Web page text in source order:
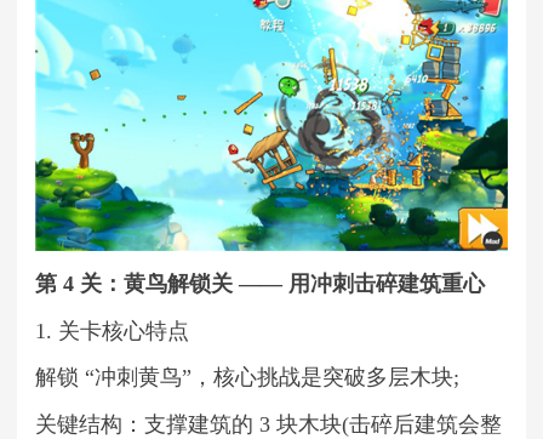
第 4 关：黄鸟解锁关 —— 用冲刺击碎建筑重心
1. 关卡核心特点
解锁 “冲刺黄鸟”，核心挑战是突破多层木块;
关键结构：支撑建筑的 3 块木块(击碎后建筑会整